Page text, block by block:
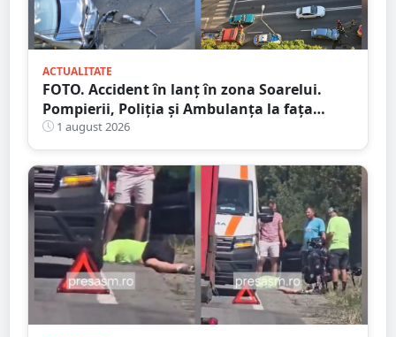
ACTUALITATE
FOTO. Accident în lanț în zona Soarelui.
Pompierii, Poliția și Ambulanța la fața
locului
1 august 2026